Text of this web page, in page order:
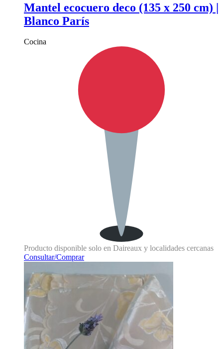
Mantel ecocuero deco (135 x 250 cm) |
Blanco París
Cocina
Producto disponible solo en Daireaux y localidades cercanas
Consultar/Comprar